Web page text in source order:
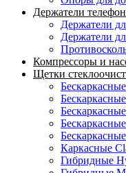
Держатели
Держатели
Держатели
Компрессоры и
Щетки
Каркасные
Гибридные